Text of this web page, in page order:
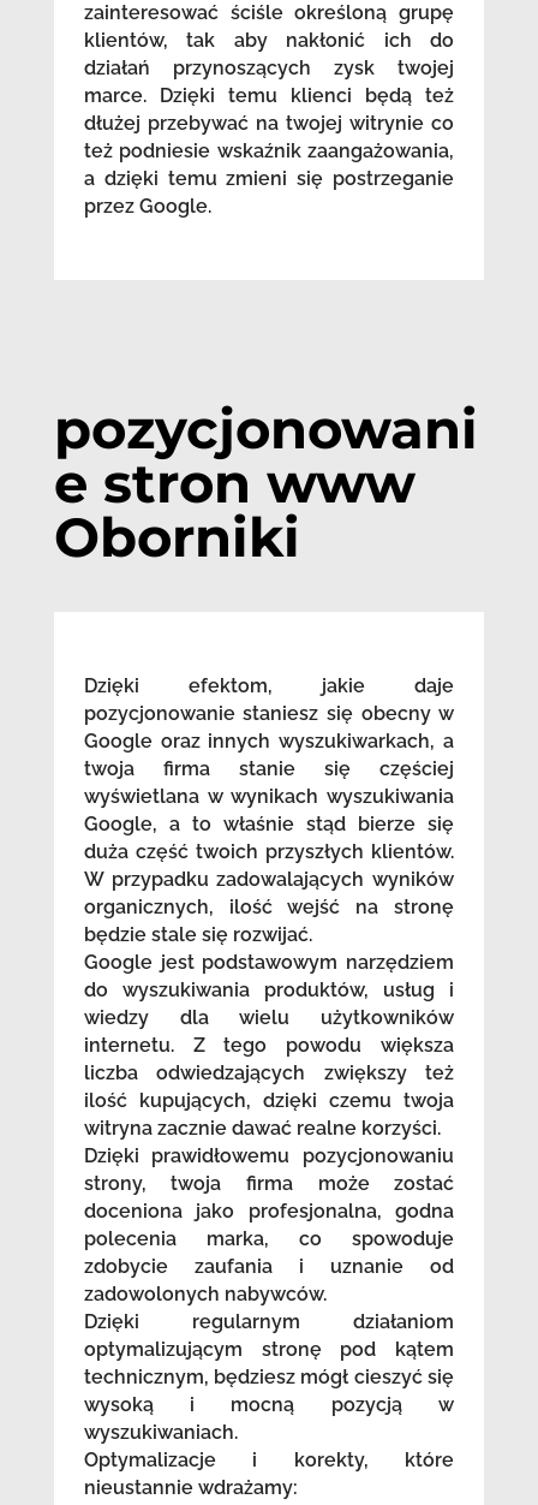
zainteresować ściśle określoną grupę
klientów, tak aby nakłonić ich do
działań przynoszących zysk twojej
marce. Dzięki temu klienci będą też
dłużej przebywać na twojej witrynie co
też podniesie wskaźnik zaangażowania,
a dzięki temu zmieni się postrzeganie
przez Google.
pozycjonowani
e stron www
Oborniki
Dzięki efektom, jakie daje
pozycjonowanie staniesz się obecny w
Google oraz innych wyszukiwarkach, a
twoja firma stanie się częściej
wyświetlana w wynikach wyszukiwania
Google, a to właśnie stąd bierze się
duża część twoich przyszłych klientów.
W przypadku zadowalających wyników
organicznych, ilość wejść na stronę
będzie stale się rozwijać.
Google jest podstawowym narzędziem
do wyszukiwania produktów, usług i
wiedzy dla wielu użytkowników
internetu. Z tego powodu większa
liczba odwiedzających zwiększy też
ilość kupujących, dzięki czemu twoja
witryna zacznie dawać realne korzyści.
Dzięki prawidłowemu pozycjonowaniu
strony, twoja firma może zostać
doceniona jako profesjonalna, godna
polecenia marka, co spowoduje
zdobycie zaufania i uznanie od
zadowolonych nabywców.
Dzięki regularnym działaniom
optymalizującym stronę pod kątem
technicznym, będziesz mógł cieszyć się
wysoką i mocną pozycją w
wyszukiwaniach.
Optymalizacje i korekty, które
nieustannie wdrażamy: